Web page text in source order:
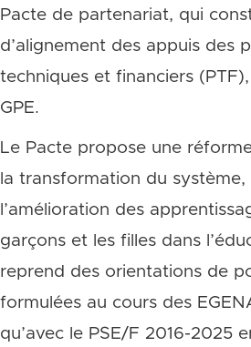
Pacte de partenariat, qui
d’alignement des appuis des
techniques et financiers
GPE.
Le Pacte propose une
la transformation du système,
l’amélioration des
garçons et les filles dans
reprend des orientations de
formulées au cours des
qu’avec le PSE/F 2016-2025